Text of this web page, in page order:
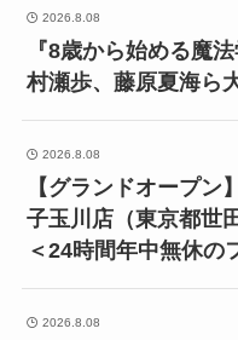
2026.8.08
『8歳から始める魔
村瀬歩、藤原夏海ら
2026.8.08
【グランドオープ
子玉川店（東京都世
＜24時間年中無休の
2026.8.08